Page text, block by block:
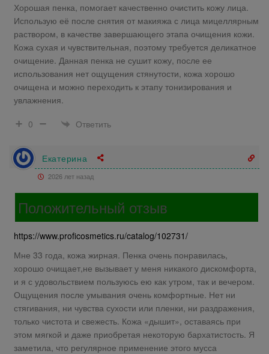
Хорошая пенка, помогает качественно очистить кожу лица.
Использую её после снятия от макияжа с лица мицеллярным
раствором, в качестве завершающего этапа очищения кожи.
Кожа сухая и чувствительная, поэтому требуется деликатное
очищение. Данная пенка не сушит кожу, после ее
использования нет ощущения стянутости, кожа хорошо
очищена и можно переходить к этапу тонизирования и
увлажнения.
0
Ответить
Екатерина
2026 лет назад
Положительный отзыв
https://www.proficosmetics.ru/catalog/102731/
Мне 33 года, кожа жирная. Пенка очень понравилась,
хорошо очищает,не вызывает у меня никакого дискомфорта,
и я с удовольствием пользуюсь ею как утром, так и вечером.
Ощущения после умывания очень комфортные. Нет ни
стягивания, ни чувства сухости или пленки, ни раздражения,
только чистота и свежесть. Кожа «дышит», оставаясь при
этом мягкой и даже приобретая некоторую бархатистость. Я
заметила, что регулярное применение этого мусса